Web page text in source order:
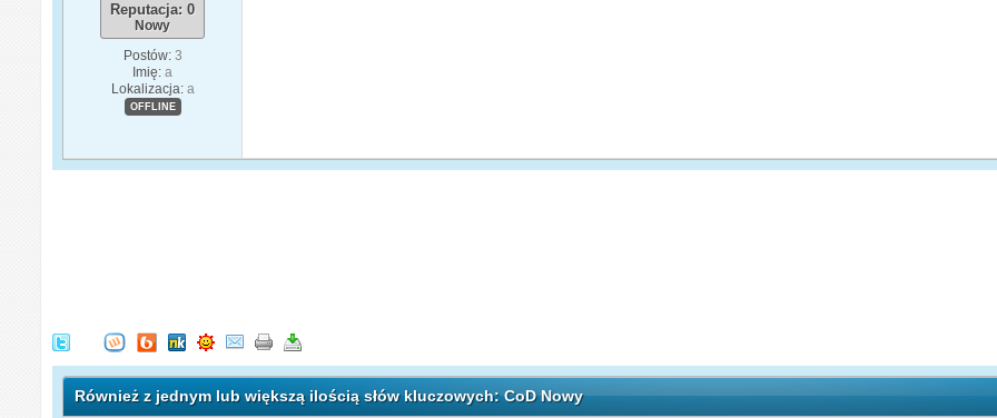
Reputacja: 0
Nowy
Postów: 3
Imię: a
Lokalizacja: a
OFFLINE
Również z jednym lub większą ilością słów kluczowych: CoD Nowy